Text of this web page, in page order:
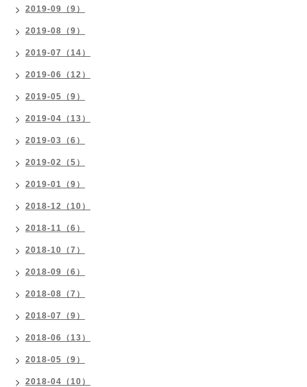
2019-09（9）
2019-08（9）
2019-07（14）
2019-06（12）
2019-05（9）
2019-04（13）
2019-03（6）
2019-02（5）
2019-01（9）
2018-12（10）
2018-11（6）
2018-10（7）
2018-09（6）
2018-08（7）
2018-07（9）
2018-06（13）
2018-05（9）
2018-04（10）